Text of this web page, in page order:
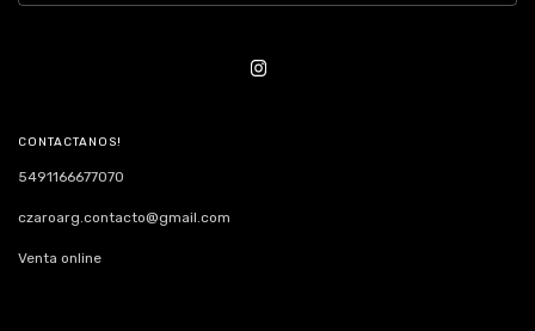
CONTACTANOS!
5491166677070
czaroarg.contacto@gmail.com
Venta online